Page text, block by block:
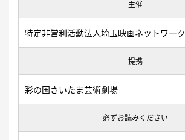
主催
特定非営利活動法人埼玉映画ネットワーク
提携
彩の国さいたま芸術劇場
必ずお読みください